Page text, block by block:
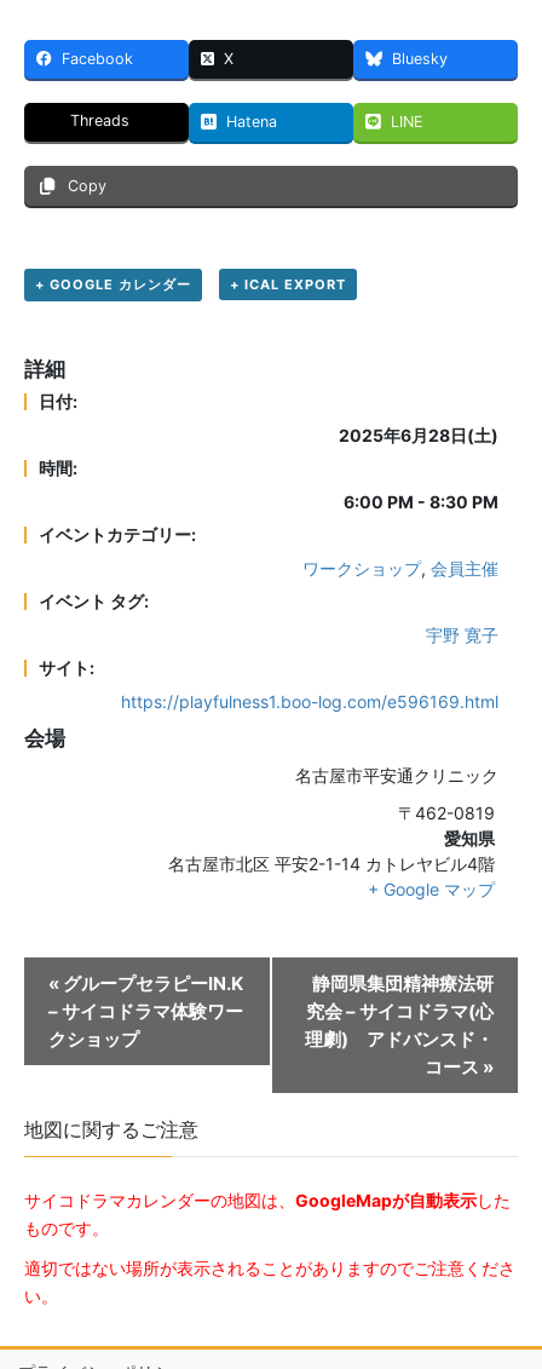
Facebook X Bluesky
Threads Hatena LINE
Copy
+ GOOGLE カレンダー + ICAL EXPORT
詳細
日付:
2025年6月28日(土)
時間:
6:00 PM - 8:30 PM
イベントカテゴリー:
ワークショップ, 会員主催
イベント タグ:
宇野 寛子
サイト:
https://playfulness1.boo-log.com/e596169.html
会場
名古屋市平安通クリニック
〒462-0819
愛知県
名古屋市北区 平安2-1-14 カトレヤビル4階
+ Google マップ
« グループセラピーIN.K
– サイコドラマ体験ワー
クショップ
静岡県集団精神療法研
究会 – サイコドラマ(心
理劇) アドバンスド・
コース »
地図に関するご注意
サイコドラマカレンダーの地図は、 GoogleMapが自動表示した
ものです。
適切ではない場所が表示されることがありますのでご注意くださ
い。